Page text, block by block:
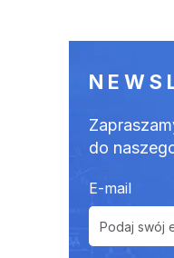
do
E-mail